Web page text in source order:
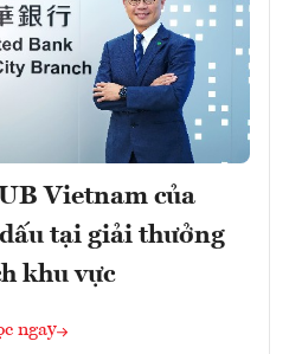
Vietnam của
tại giải thưởng
khu vực
ngay